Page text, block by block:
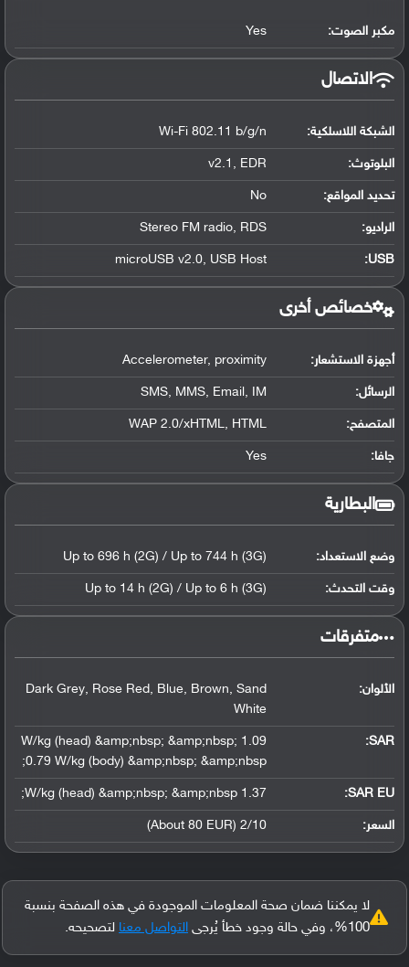
مكبر الصوت: Yes
الاتصال
الشبكة اللاسلكية: Wi-Fi 802.11 b/g/n
البلوتوث:
v2.1, EDR
تحديد المواقع:
No
الراديو: Stereo FM radio, RDS
USB
:
microUSB v2.0, USB Host
خصائص أخرى
أجهزة الاستشعار: Accelerometer, proximity
الرسائل: SMS, MMS, Email, IM
المتصفح: WAP 2.0/xHTML, HTML
جافا: Yes
البطارية
وضع الاستعداد: Up to 696 h (2G) / Up to 744 h (3G)
وقت التحدث: Up to 14 h (2G) / Up to 6 h (3G)
‏متفرقات‏
الألوان:
Dark Grey, Rose Red, Blue, Brown, Sand
White
SAR
:
1.09 W/kg (head) &amp;nbsp; &amp;nbsp;
0.79 W/kg (body) &amp;nbsp; &amp;nbsp;
SAR EU:
1.37 W/kg (head) &amp;nbsp; &amp;nbsp;
السعر: 2/10 (About 80 EUR)
لا يمكننا ضمان صحة المعلومات الموجودة في هذه الصفحة بنسبة
100%، وفي حالة وجود خطأ يُرجى
التواصل معنا لتصحيحه.